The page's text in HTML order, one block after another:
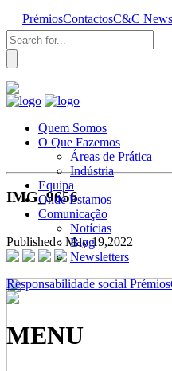
PrémiosContactosC&C
Quem Somos
O Que Fazemos
Áreas de Prática
Indústria
Equipa
Onde Estamos
Comunicação
Notícias
Blog
Newsletters
Responsabilidade social Prémios
MENU
IMG_9656
Published : May 19,2022